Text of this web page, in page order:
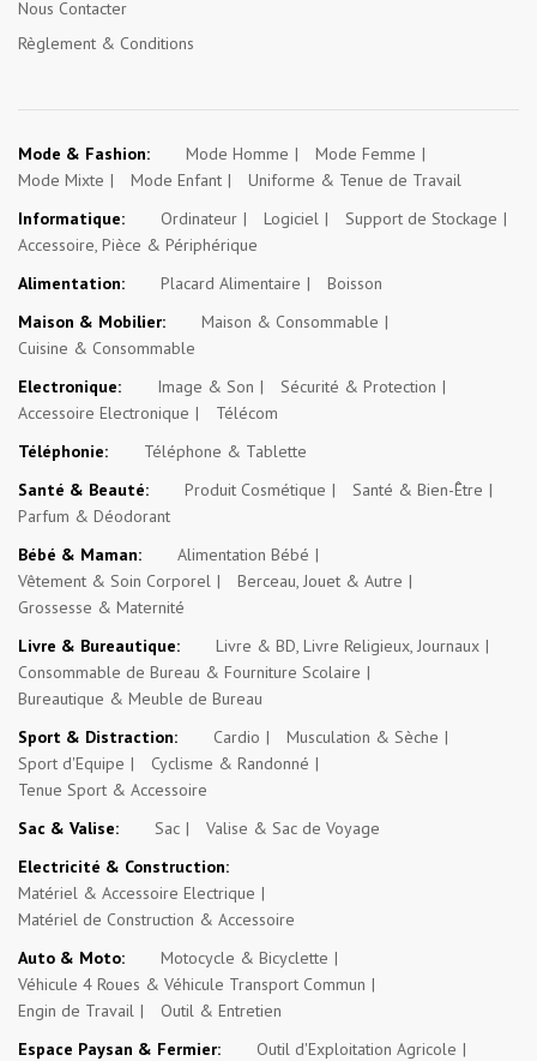
Nous Contacter
Règlement & Conditions
Mode & Fashion: Mode Homme
Mode Femme
Mode Mixte
Mode Enfant
Uniforme & Tenue de Travail
Informatique:
Ordinateur Logiciel
Support de Stockage
Accessoire, Pièce & Périphérique
Alimentation:
Placard Alimentaire
Boisson
Maison & Mobilier:
Maison & Consommable
Cuisine & Consommable
Electronique:
Image & Son
Sécurité & Protection
Accessoire Electronique
Télécom
Téléphonie:
Téléphone & Tablette
Santé & Beauté:
Produit Cosmétique
Santé & Bien-Être
Parfum & Déodorant
Bébé & Maman:
Alimentation Bébé
Vêtement & Soin Corporel
Berceau, Jouet & Autre
Grossesse & Maternité
Livre & Bureautique:
Livre & BD, Livre Religieux, Journaux
Consommable de Bureau & Fourniture Scolaire
Bureautique & Meuble de Bureau
Sport & Distraction:
Cardio
Musculation & Sèche
Sport d'Equipe
Cyclisme & Randonné
Tenue Sport & Accessoire
Sac & Valise:
Sac
Valise & Sac de Voyage
Electricité & Construction:
Matériel & Accessoire Electrique
Matériel de Construction & Accessoire
Auto & Moto:
Motocycle & Bicyclette
Véhicule 4 Roues & Véhicule Transport Commun
Engin de Travail
Outil & Entretien
Espace Paysan & Fermier:
Outil d'Exploitation Agricole